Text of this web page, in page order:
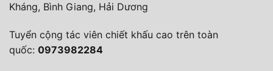
Kháng, Bình Giang, Hải Dương
Tuyển cộng tác viên chiết khấu cao trên toàn
quốc: 0973982284